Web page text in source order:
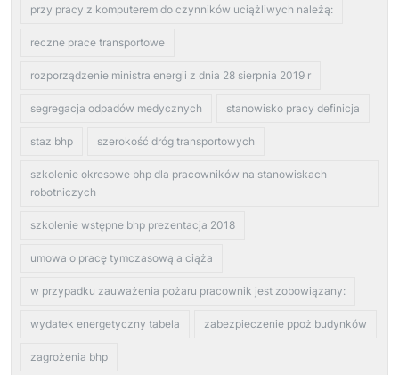
przy pracy z komputerem do czynników uciążliwych należą:
reczne prace transportowe
rozporządzenie ministra energii z dnia 28 sierpnia 2019 r
segregacja odpadów medycznych stanowisko pracy definicja
staz bhp szerokość dróg transportowych
szkolenie okresowe bhp dla pracowników na stanowiskach
robotniczych
szkolenie wstępne bhp prezentacja 2018
umowa o pracę tymczasową a ciąża
w przypadku zauważenia pożaru pracownik jest zobowiązany:
wydatek energetyczny tabela zabezpieczenie ppoż budynków
zagrożenia bhp